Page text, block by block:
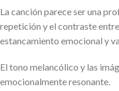
La canción parece ser una
repetición y el contraste
estancamiento emocional y
El tono melancólico y las
emocionalmente resonante.